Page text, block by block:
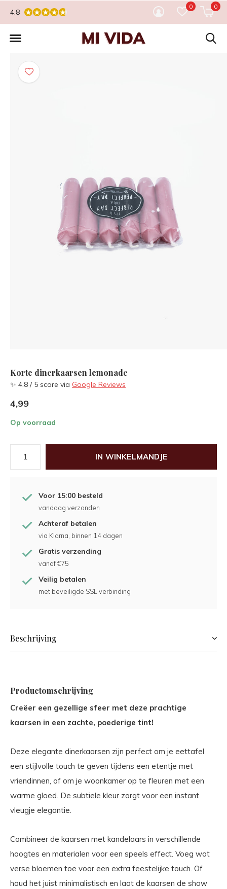
0 0
4.8
Korte dinerkaarsen lemonade
✨ 4.8 / 5 score via Google Reviews
4,99
Op voorraad
IN WINKELMANDJE
Voor 15:00 besteld
vandaag verzonden
Achteraf betalen
via Klarna, binnen 14 dagen
Gratis verzending
vanaf €75
Veilig betalen
met beveiligde SSL verbinding
Beschrijving
Productomschrijving
Creëer een gezellige sfeer met deze prachtige
kaarsen in een zachte, poederige tint!
Deze elegante dinerkaarsen zijn perfect om je eettafel
een stijlvolle touch te geven tijdens een etentje met
vriendinnen, of om je woonkamer op te fleuren met een
warme gloed. De subtiele kleur zorgt voor een instant
vleugje elegantie.
Combineer de kaarsen met kandelaars in verschillende
hoogtes en materialen voor een speels effect. Voeg wat
verse bloemen toe voor een extra feestelijke touch. Of
houd het juist minimalistisch en laat de kaarsen de show